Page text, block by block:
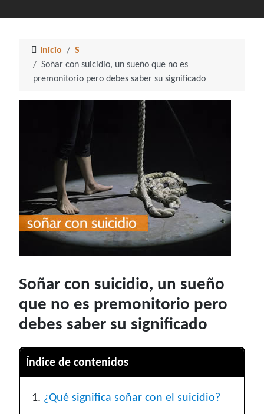
Inicio
S
Soñar con suicidio, un sueño que no es
premonitorio pero debes saber su significado
Soñar con suicidio, un sueño
que no es premonitorio pero
debes saber su significado
Índice de contenidos
¿Qué significa soñar con el suicidio?